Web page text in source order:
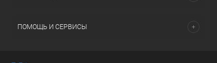
ПОМОЩЬ И СЕРВИСЫ